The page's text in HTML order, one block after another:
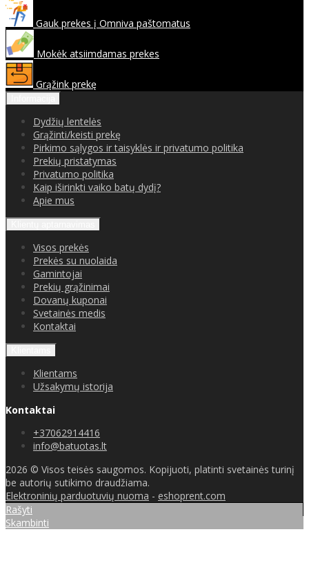
Gauk prekes į Omniva paštomatus
Mokėk atsiimdamas prekes
Grąžink prekę
Dydžių lentelės
Grąžinti/keisti prekę
Pirkimo sąlygos ir taisyklės ir privatumo politika
Prekių pristatymas
Privatumo politika
Kaip iširinkti vaiko batų dydį?
Apie mus
Visos prekės
Prekės su nuolaida
Gamintojai
Prekių grąžinimai
Dovanų kuponai
Svetainės medis
Kontaktai
Klientams
Užsakymų istorija
Kontaktai
+37062914416
info@batuotas.lt
2026 © Visos teisės saugomos. Kopijuoti, platinti svetainės turinį
be autorių sutikimo draudžiama.
Elektroninių parduotuvių nuoma - eshoprent.com
Rašyti
Skambinti